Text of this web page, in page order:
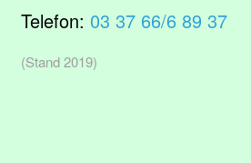
Telefon: 03 37 66/6 89 37
(Stand 2019)